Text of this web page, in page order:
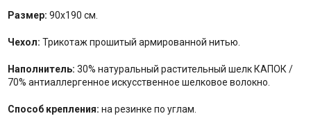
Размер: 90x190 см.
Чехол: Трикотаж прошитый армированной нитью.
Наполнитель: 30% натуральный растительный шелк КАПОК /
70% антиаллергенное искусственное шелковое волокно.
Способ крепления: на резинке по углам.